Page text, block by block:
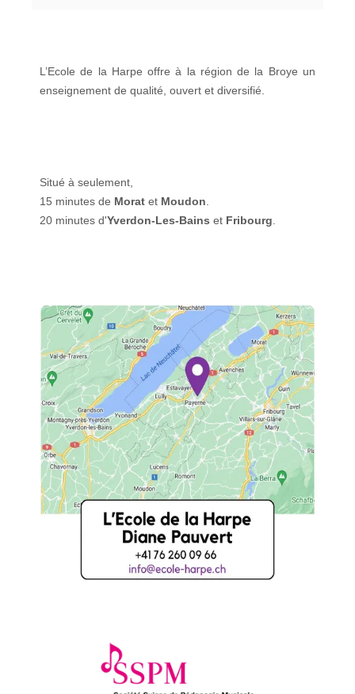
L’Ecole de la Harpe offre à la région de la Broye un
enseignement de qualité, ouvert et diversifié.
Situé à seulement,
15 minutes de Morat et Moudon
20 minutes d'Yverdon-Les-Bains et Fribourg